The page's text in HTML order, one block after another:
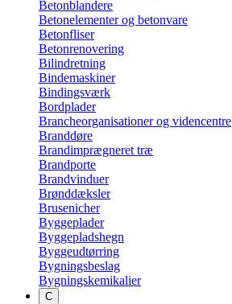
Betonblandere
Betonelementer og betonvare
Betonfliser
Betonrenovering
Bilindretning
Bindemaskiner
Bindingsværk
Bordplader
Brancheorganisationer og videncentre
Branddøre
Brandimprægneret træ
Brandporte
Brandvinduer
Brønddæksler
Brusenicher
Byggeplader
Byggepladshegn
Byggeudtørring
Bygningsbeslag
Bygningskemikalier
C